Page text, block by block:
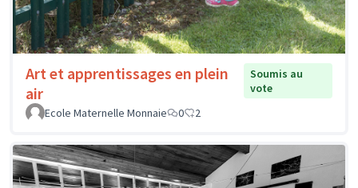
Art et apprentissages en plein
air
Soumis au
vote
Ecole Maternelle Monnaie
0 2